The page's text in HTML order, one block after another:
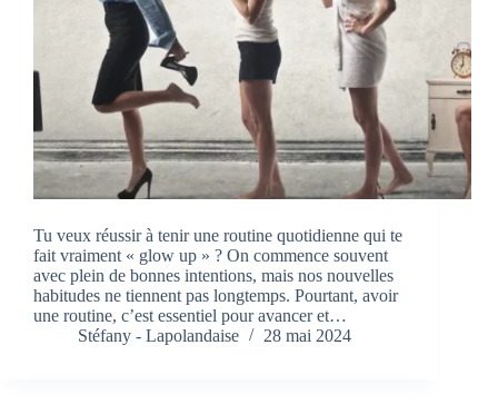
Tu veux réussir à tenir une routine quotidienne qui te
fait vraiment « glow up » ? On commence souvent
avec plein de bonnes intentions, mais nos nouvelles
habitudes ne tiennent pas longtemps. Pourtant, avoir
une routine, c’est essentiel pour avancer et…
Stéfany - Lapolandaise
28 mai 2024